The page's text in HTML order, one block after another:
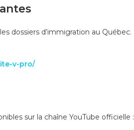
dossiers d’immigration au Québec.
v-pro/
sur la chaîne YouTube officielle :